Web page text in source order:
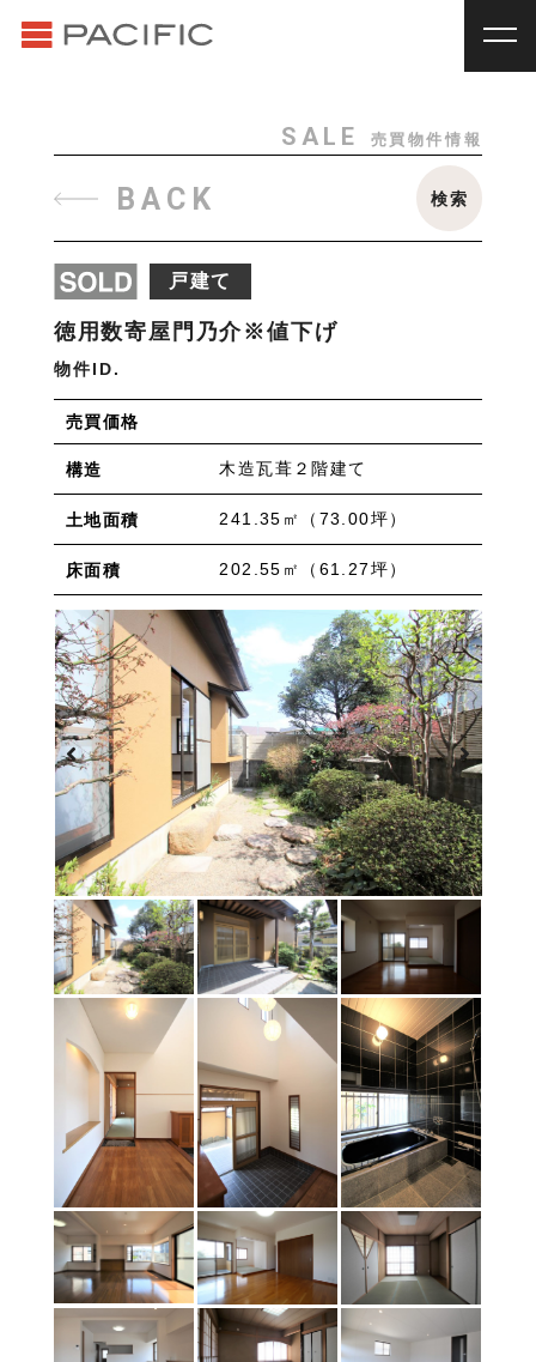
About us _私たちについて
Staff _スタッフ
News
賃貸オーナー様へ
物件を売りたい方へ
物件を買いたい方へ
採用情報
プライバシーポリシー
/ /
種別
アパート マンション 戸建 駐車場
入居人数
単身 ファミリー
間取り
ワンルーム 1K 1DK 1LDK
2K/2DK/2LDK
3K/3DK/3LDK
4K/4DK/4LDK 5K以上
エリア
金沢市全域
金沢市中心部 南部(野々市方面)
北部(東金沢方面)
中部(金沢駅/県庁方面)
東部(金沢大学方面)
西部(西金沢/西インター)
その他
野々市市 白山市 能美市
小松市
かほく市
河北郡
SALE 売買物件情報
BACK 検索
戸建て
徳用数寄屋門乃介※値下げ
物件ID.
売買価格
構造 木造瓦葺２階建て
土地面積 241.35㎡（73.00坪）
床面積 202.55㎡（61.27坪）